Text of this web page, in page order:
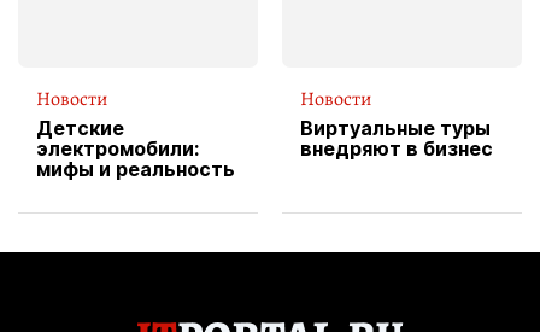
Новости
Детские
электромобили:
мифы и реальность
Новости
Виртуальные туры
внедряют в бизнес